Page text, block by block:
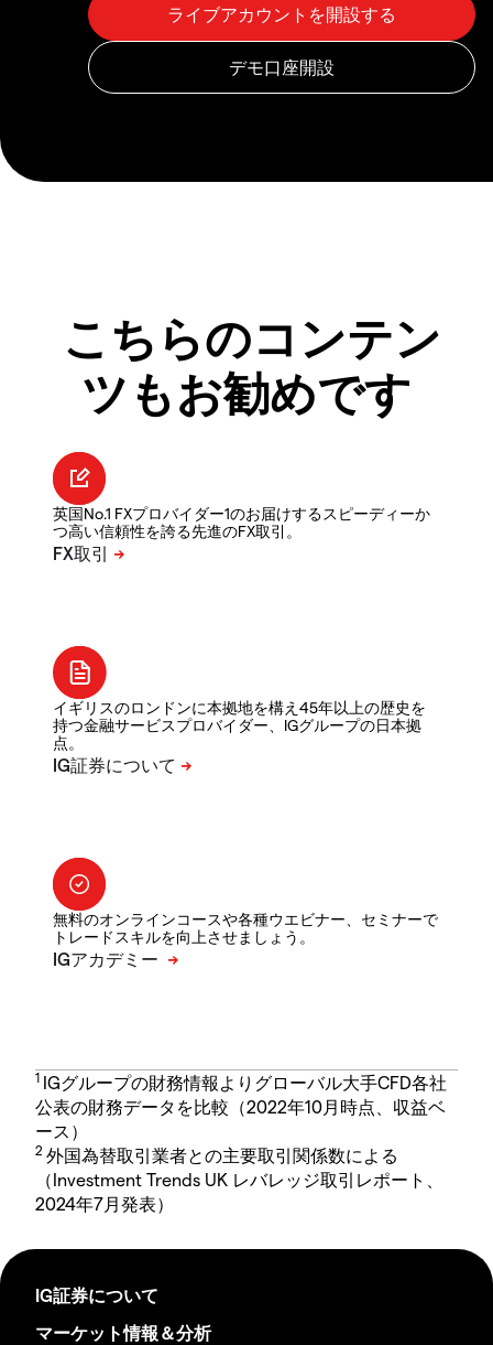
こちらのコンテン
ツもお勧めです
英国No.1 FXプロバイダー1のお届けするスピーディーか
つ高い信頼性を誇る先進のFX取引。
イギリスのロンドンに本拠地を構え45年以上の歴史を
持つ金融サービスプロバイダー、IGグループの日本拠
点。
無料のオンラインコースや各種ウエビナー、セミナーで
トレードスキルを向上させましょう。
1 IGグループの財務情報よりグローバル大手CFD各社
公表の財務データを比較（2022年10月時点、収益ベ
ース）
2 外国為替取引業者との主要取引関係数による
（Investment Trends UK レバレッジ取引レポート、
2024年7月発表）
IG証券について
マーケット情報＆分析